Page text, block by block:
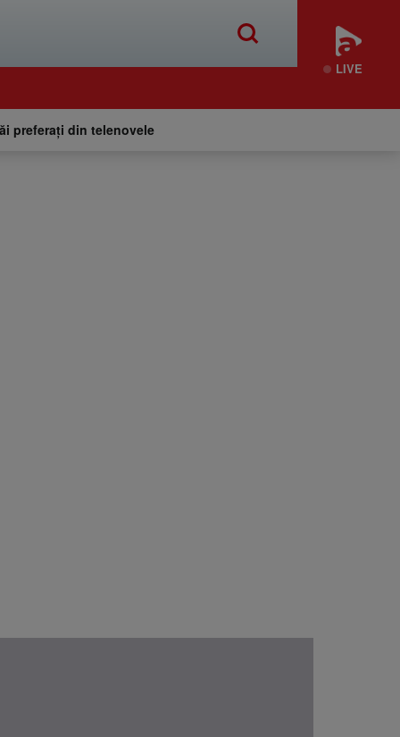
LIVE
preferați din telenovele